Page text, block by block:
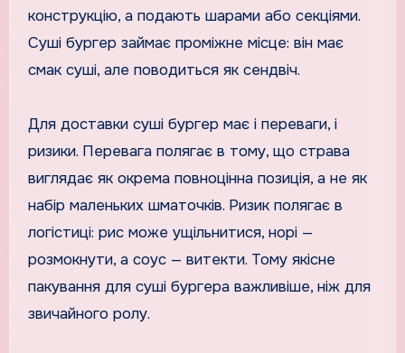
конструкцію, а подають шарами або секціями.
Суші бургер займає проміжне місце: він має
смак суші, але поводиться як сендвіч.
Для доставки суші бургер має і переваги, і
ризики. Перевага полягає в тому, що страва
виглядає як окрема повноцінна позиція, а не як
набір маленьких шматочків. Ризик полягає в
логістиці: рис може ущільнитися, норі —
розмокнути, а соус — витекти. Тому якісне
пакування для суші бургера важливіше, ніж для
звичайного ролу.